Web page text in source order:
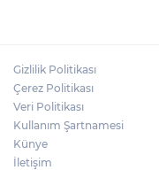
Gizlilik Politikası
Çerez Politikası
Veri Politikası
Kullanım Şartnamesi
Künye
İletişim